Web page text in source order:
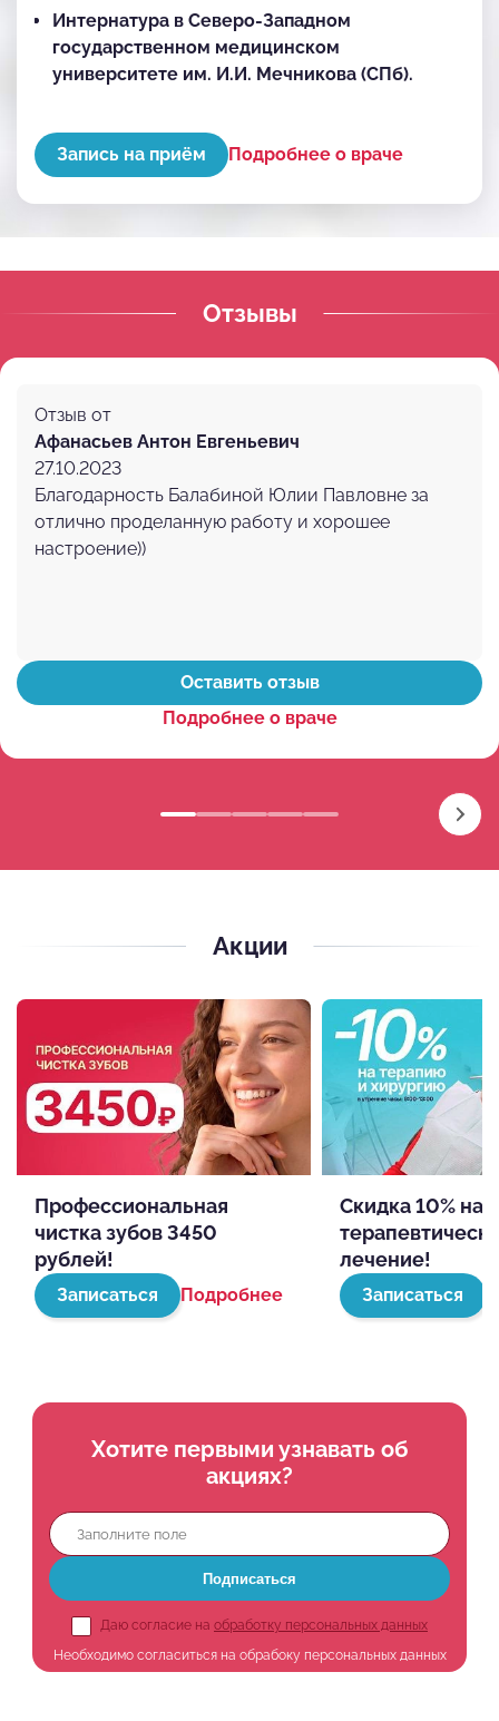
Интернатура в Северо-Западном
государственном медицинском
университете им. И.И. Мечникова (СПб).
подготовка на базе клиник «СТОМА».
Запись на приём
Подробнее о враче
Отзывы
Отзыв от
Афанасьев Антон Евгеньевич
27.10.2023
Благодарность Балабиной Юлии Павловне за
отлично проделанную работу и хорошее
настроение))
Оставить отзыв
Подробнее о враче
Акции
Профессиональная
чистка зубов 3450
рублей!
Записаться Подробнее
Скидка 10% на
лечение!
Записаться
Хотите первыми узнавать об
акциях?
Подписаться
Даю согласие на обработку персональных данных
Необходимо согласиться на обрабоку персональных данных